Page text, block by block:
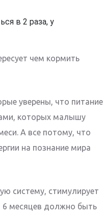
в 2 раза, у
чем кормить
уверены, что питание
которых малышу
А все потому, что
на познание мира
систему, стимулирует
6 месяцев должно быть